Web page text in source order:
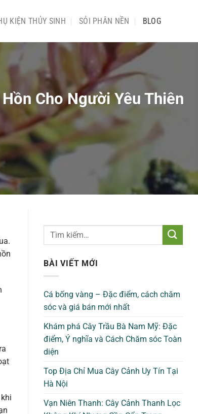
KIỆN THỦY SINH SỎI PHÂN NỀN BLOG
Cho Người Yêu Thiên
khi
BÀI VIẾT MỚI
Cá bống vàng – Đặc điểm, cách chăm
sóc và giá bán mới nhất
Khám phá Cây Trầu Bà Nam Mỹ: Đặc
điểm, Ý nghĩa và Cách Chăm sóc Toàn
diện
Top Địa Chỉ Mua Cây Cảnh Uy Tín Tại
Hà Nội
Vạn Niên Thanh: Cây Cảnh Thanh Lọc